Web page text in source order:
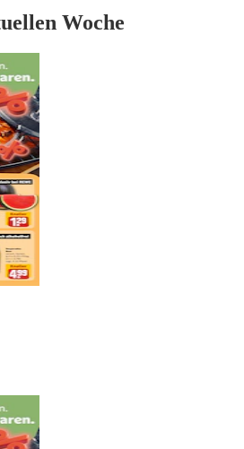
Woche